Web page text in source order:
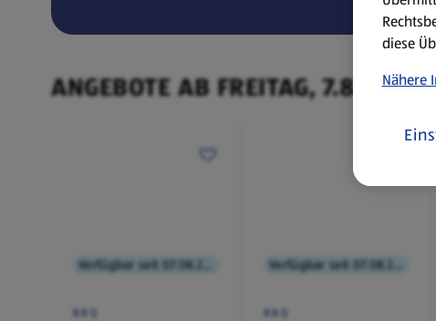
ANGEBOTE AB FREITAG, 7.8.
BBQ BBQ
diese
Nähere